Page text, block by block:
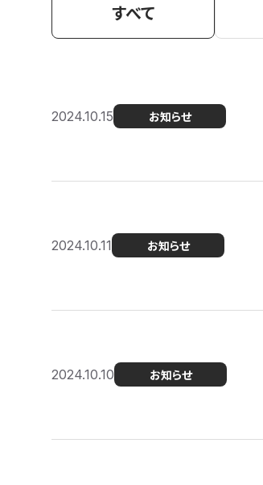
すべて
2024.10.15 お知らせ
2024.10.11 お知らせ
2024.10.10 お知らせ